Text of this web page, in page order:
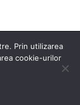
Prin utilizarea
cookie-urilor